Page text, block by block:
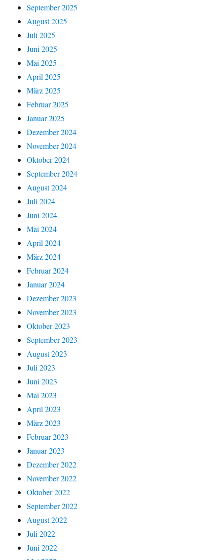
September 2025
August 2025
Juli 2025
Juni 2025
Mai 2025
April 2025
März 2025
Februar 2025
Januar 2025
Dezember 2024
November 2024
Oktober 2024
September 2024
August 2024
Juli 2024
Juni 2024
Mai 2024
April 2024
März 2024
Februar 2024
Januar 2024
Dezember 2023
November 2023
Oktober 2023
September 2023
August 2023
Juli 2023
Juni 2023
Mai 2023
April 2023
März 2023
Februar 2023
Januar 2023
Dezember 2022
November 2022
Oktober 2022
September 2022
August 2022
Juli 2022
Juni 2022